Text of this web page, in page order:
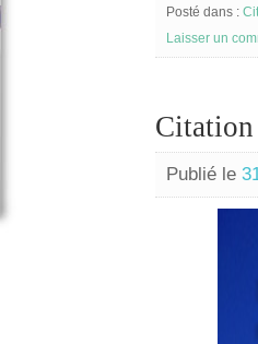
Posté dans :
Laisser un
Publié le